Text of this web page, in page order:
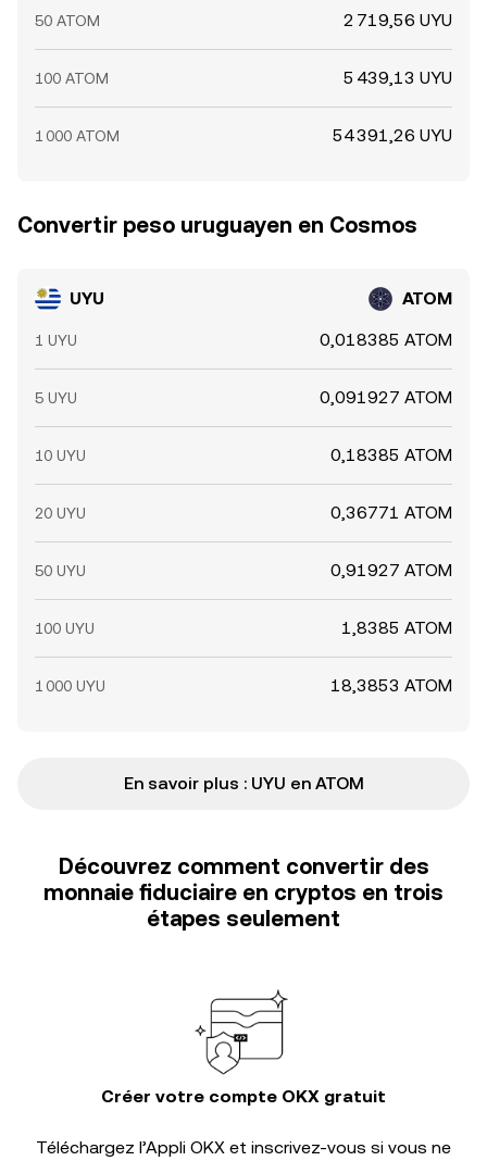
50 ATOM 2 719,56 UYU
100 ATOM 5 439,13 UYU
1 000 ATOM 54 391,26 UYU
Convertir peso uruguayen en Cosmos
UYU ATOM
1 UYU 0,018385 ATOM
5 UYU 0,091927 ATOM
10 UYU 0,18385 ATOM
20 UYU 0,36771 ATOM
50 UYU 0,91927 ATOM
100 UYU 1,8385 ATOM
1 000 UYU 18,3853 ATOM
En savoir plus : UYU en ATOM
Découvrez comment convertir des
monnaie fiduciaire en cryptos en trois
étapes seulement
Créer votre compte OKX gratuit
Téléchargez l’Appli OKX et inscrivez-vous si vous ne